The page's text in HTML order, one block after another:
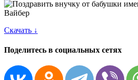
Скачать ↓
Поделитесь в социальных сетях